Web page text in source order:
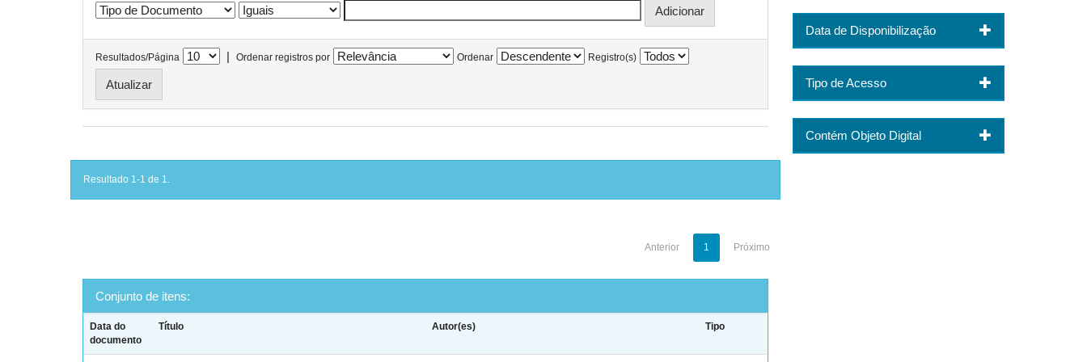
Resultados/Página | Ordenar registros por Ordenar Registro(s)
Resultado 1-1 de 1.
Anterior 1 Próximo
Conjunto de itens:
Data do
documento
Título Autor(es) Tipo
Data de Disponibilização
Tipo de Acesso
Contém Objeto Digital